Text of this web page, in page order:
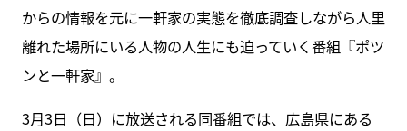
からの情報を元に一軒家の実態を徹底調査しながら人里
離れた場所にいる人物の人生にも迫っていく番組『ポツ
ンと一軒家』。
3月3日（日）に放送される同番組では、広島県にある